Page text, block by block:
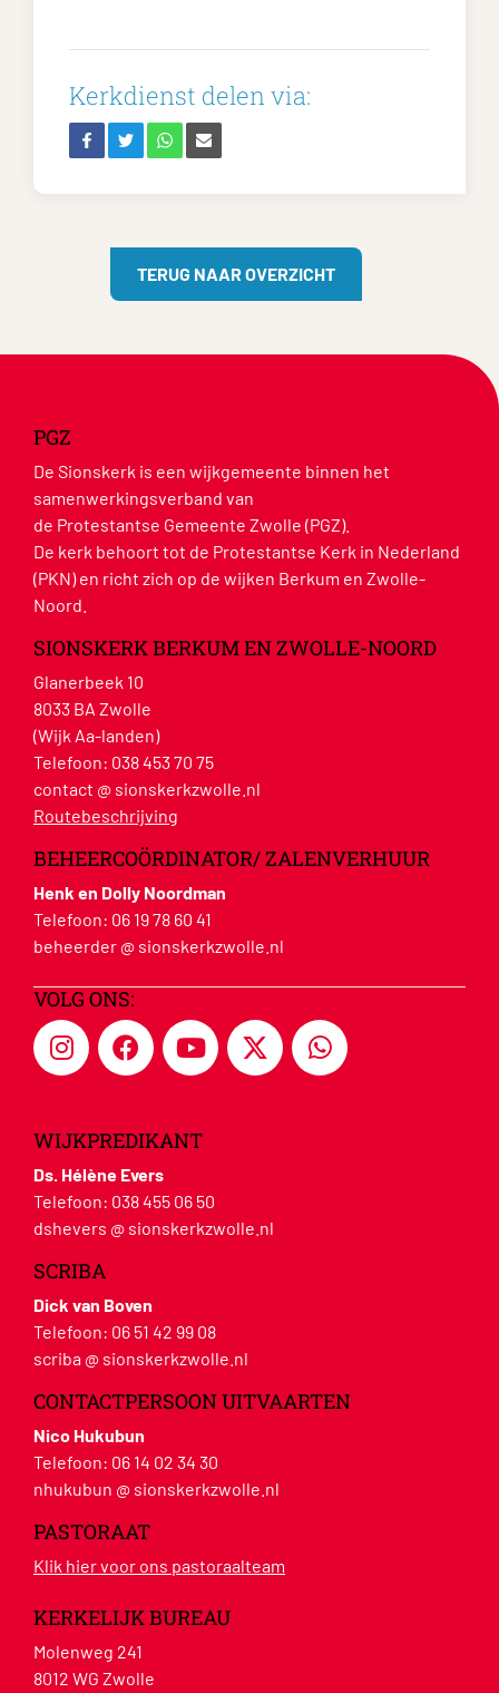
Kerkdienst delen via:
TERUG NAAR OVERZICHT
PGZ
De Sionskerk is een wijkgemeente binnen het
samenwerkingsverband van
de Protestantse Gemeente Zwolle (PGZ).
De kerk behoort tot de Protestantse Kerk in Nederland
(PKN) en richt zich op de wijken Berkum en Zwolle-
Noord.
SIONSKERK BERKUM EN ZWOLLE-NOORD
Glanerbeek 10
8033 BA Zwolle
(Wijk Aa-landen)
Telefoon: 038 453 70 75
contact @ sionskerkzwolle.nl
Routebeschrijving
BEHEERCOÖRDINATOR/ ZALENVERHUUR
Henk en Dolly Noordman
Telefoon: 06 19 78 60 41
beheerder @ sionskerkzwolle.nl
VOLG ONS:
WIJKPREDIKANT
Ds. Hélène Evers
Telefoon: 038 455 06 50
dshevers @ sionskerkzwolle.nl
SCRIBA
Dick van Boven
Telefoon: 06 51 42 99 08
scriba @ sionskerkzwolle.nl
CONTACTPERSOON UITVAARTEN
Nico Hukubun
Telefoon: 06 14 02 34 30
nhukubun @ sionskerkzwolle.nl
PASTORAAT
Klik hier voor ons pastoraalteam
KERKELIJK BUREAU
Molenweg 241
8012 WG Zwolle